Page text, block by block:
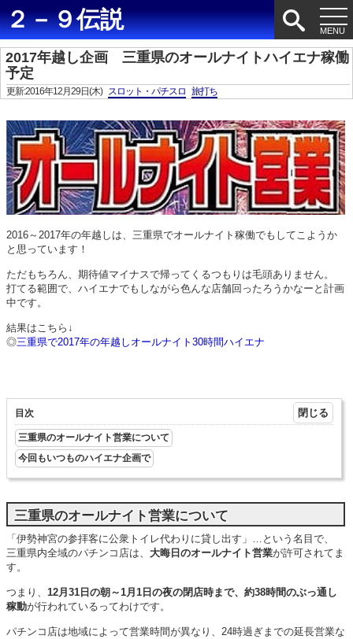
２－９伝説
2017年越し企画 三重県のオールナイトハイエナ稼働
予定
更新:2016年12月29日(木) スロット・パチスロ 旅打ち
2016～2017年の年越しは、三重県でオールナイト稼働でもしてこようか
と思っています！
ただもちろん、期待値マイナスで帰ってくるつもりは毛頭ありません。
打てる範囲で、ハイエナでもしながら色んな店舗回ったろうかなーと計画
中です。
結果はこちら↓
◎三重県で2017年の年越しオールナイト30時間ハイエナ
目次
三重県のオールナイト営業について
今回もいつものハイエナ企画で
三重県のオールナイト営業について
「伊勢神宮の参拝客に公衆トイレ代わりに貸し出す」…という名目で、
三重県内全域のパチンコ店は、 大晦日のオールナイト営業が許可されてま
す。
つまり、 12月31日の朝～1月1日の夜の閉店時まで、約38時間のぶっ通し
稼動が行われているってわけです。
パチンコ店は地域によって営業時間が異なり、24時過ぎまでの延長営業な